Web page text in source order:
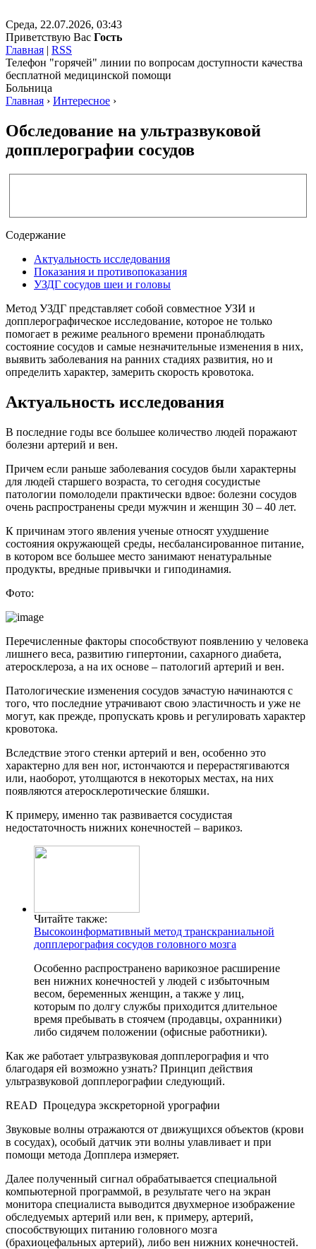
Среда, 22.07.2026, 03:43
Приветствую Вас Гость
Главная | RSS
Телефон "горячей" линии по вопросам доступности качества
бесплатной медицинской помощи
Больница
Главная › Интересное ›
Обследование на ультразвуковой
допплерографии сосудов
Содержание
Актуальность исследования
Показания и противопоказания
УЗДГ сосудов шеи и головы
Метод УЗДГ представляет собой совместное УЗИ и
допплерографическое исследование, которое не только
помогает в режиме реального времени пронаблюдать
состояние сосудов и самые незначительные изменения в них,
выявить заболевания на ранних стадиях развития, но и
определить характер, замерить скорость кровотока.
Актуальность исследования
В последние годы все большее количество людей поражают
болезни артерий и вен.
Причем если раньше заболевания сосудов были характерны
для людей старшего возраста, то сегодня сосудистые
патологии помолодели практически вдвое: болезни сосудов
очень распространены среди мужчин и женщин 30 – 40 лет.
К причинам этого явления ученые относят ухудшение
состояния окружающей среды, несбалансированное питание,
в котором все большее место занимают ненатуральные
продукты, вредные привычки и гиподинамия.
Фото:
Перечисленные факторы способствуют появлению у человека
лишнего веса, развитию гипертонии, сахарного диабета,
атеросклероза, а на их основе – патологий артерий и вен.
Патологические изменения сосудов зачастую начинаются с
того, что последние утрачивают свою эластичность и уже не
могут, как прежде, пропускать кровь и регулировать характер
кровотока.
Вследствие этого стенки артерий и вен, особенно это
характерно для вен ног, истончаются и перерастягиваются
или, наоборот, утолщаются в некоторых местах, на них
появляются атеросклеротические бляшки.
К примеру, именно так развивается сосудистая
недостаточность нижних конечностей – варикоз.
Читайте также:
Высокоинформативный метод транскраниальной
допплерография сосудов головного мозга
Особенно распространено варикозное расширение
вен нижних конечностей у людей с избыточным
весом, беременных женщин, а также у лиц,
которым по долгу службы приходится длительное
время пребывать в стоячем (продавцы, охранники)
либо сидячем положении (офисные работники).
Как же работает ультразвуковая допплерография и что
благодаря ей возможно узнать? Принцип действия
ультразвуковой допплерографии следующий.
READ Процедура экскреторной урографии
Звуковые волны отражаются от движущихся объектов (крови
в сосудах), особый датчик эти волны улавливает и при
помощи метода Допплера измеряет.
Далее полученный сигнал обрабатывается специальной
компьютерной программой, в результате чего на экран
монитора специалиста выводится двухмерное изображение
обследуемых артерий или вен, к примеру, артерий,
способствующих питанию головного мозга
(брахиоцефальных артерий), либо вен нижних конечностей.